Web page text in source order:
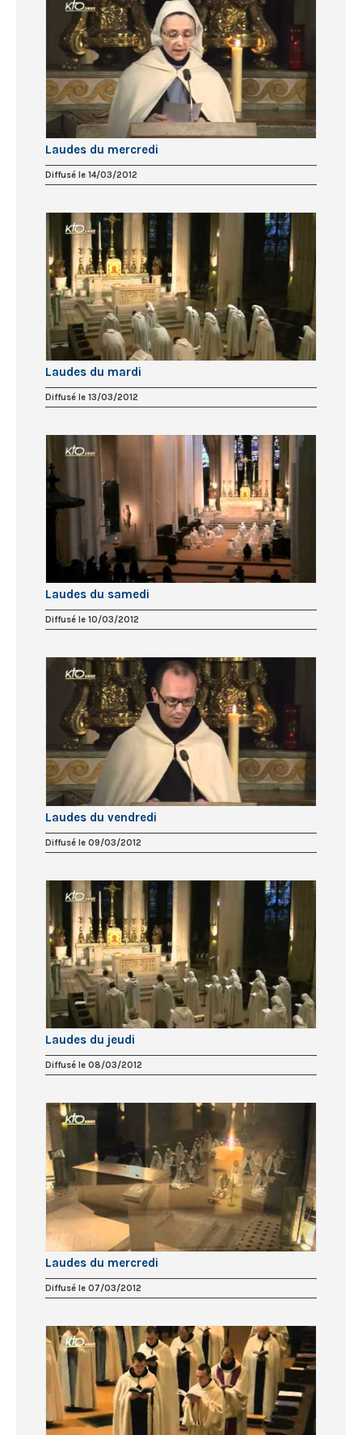
Laudes du mercredi
Diffusé le 14/03/2012
Laudes du mardi
Diffusé le 13/03/2012
Laudes du samedi
Diffusé le 10/03/2012
Laudes du vendredi
Diffusé le 09/03/2012
Laudes du jeudi
Diffusé le 08/03/2012
Laudes du mercredi
Diffusé le 07/03/2012